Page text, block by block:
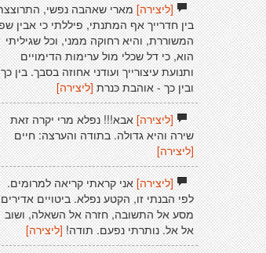
[ליצירה]מארי שאהבה נפשי,
בין חדרייך אף המתנתי, פיללתי כי אבין
המשוררת, והיא רחוקה ממני, וכל שגיליתי
הוא, כי דל שכלי מול ערימות הדימויים
ותנועת עיצורייך ועודני אחוזה בסבך. בין כך
ובין כך - אוהבת כּנרת [ליצירה]
[ליצירה]אבא!!! נפלא מרי יקרה זאת
שירה והיא גדולה. בתודה והערצה: חיים
[ליצירה]
[ליצירה]אני קראתי קריאה למרומים.
לפי הבנתי זו, הקטע נפלא. ביטויים
מסע אל התשובה, חזרה אל השאלה, ושוב
אל אל. נותרתי נפעם. תודה! [ליצירה]